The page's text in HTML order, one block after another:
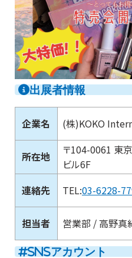
出展者情報
企業名 (株)KOKO
所在地
〒104-0061 東
ビル6F
連絡先
TEL:03-6228-
担当者 営業部 / 高野真
SNSアカウント